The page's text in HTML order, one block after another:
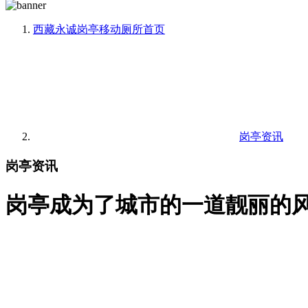
西藏永诚岗亭移动厕所首页
岗亭资讯
岗亭资讯
岗亭成为了城市的一道靓丽的